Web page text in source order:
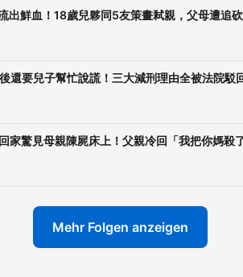
出鮮血！18歲兒夥同5友策畫弒親，父母遭追
還要兒子幫忙說謊！三大減刑理由全被法院駁
家驚見母親陳屍床上！父親冷回「我把你媽殺
Mehr Folgen anzeigen